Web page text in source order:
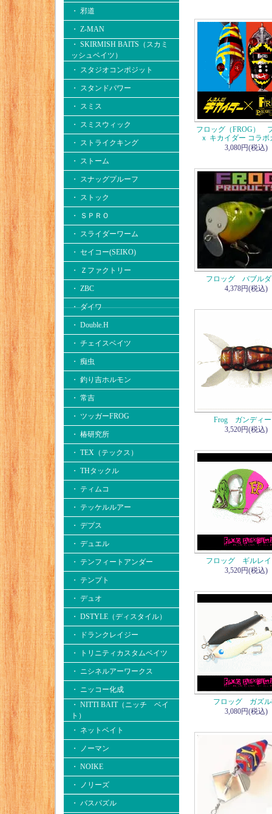
・ 邪道
・ Z-MAN
・ SKIRMISH BAITS（スカミ
ッシュベイツ）
・ スタジオコンポジット
・ スタンドパワー
・ スミス
・ スミスウィック
・ ストライクキング
・ ストーム
・ スナッグプルーフ
・ ストック
・ ＳＰＲＯ
・ スライダーワーム
・ セイコー(SEIKO)
・ Ｚファクトリー
・ ZBC
・ ダイワ
・ Double.H
・ チェイスベイツ
・ 痴虫
・ 釣り吉ホルモン
・ 常吉
・ ツッガーFROG
・ 椿研究所
・ TEX（テックス）
・ THタックル
・ ティムコ
・ テッケルルアー
・ デプス
・ デュエル
・ テンフィートアンダー
・ テンプト
・ デュオ
・ DSTYLE（ディスタイル）
・ ドランクレイジー
・ トリニティカスタムベイツ
・ ニシネルアーワークス
・ ニッコー化成
・ NITTI BAIT（ニッチ ベイ
ト）
・ ネットベイト
・ ノーマン
・ NOIKE
・ ノリーズ
・ バスパズル
フロッグ（FROG）
ｘ キカイダー コラボ
3,080円(税込)
フロッグ バブルダ
4,378円(税込)
Frog ガンディー
3,520円(税込)
フロッグ ギルレイ
3,520円(税込)
フロッグ ガズル
3,080円(税込)